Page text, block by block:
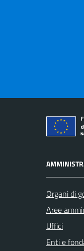
Organi di
Aree
Uffici
Enti e